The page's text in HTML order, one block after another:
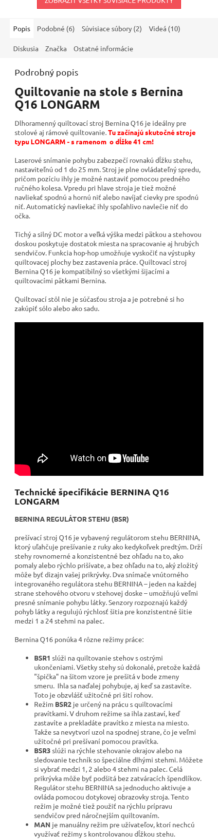
Popis Podobné (6) Súvisiace súbory (2) Videá (10)
Diskusia Značka Ostatné informácie
Podrobný popis
Quiltovanie na stole s Bernina
Q16 LONGARM
Dlhoramenný quiltovací stroj Bernina Q16 je ideálny pre
stolové aj rámové quiltovanie.Tu začínajú skutočné stroje
typu LONGARM - s ramenom o dĺžke 41 cm!
Laserové snímanie pohybu zabezpečí rovnakú dĺžku stehu,
nastaviteľnú od 1 do 25 mm. Stroj je plne ovládateľný spredu,
pričom pozíciu ihly je možné nastaviť pomocou predného
ručného kolesa. Vpredu pri hlave stroja je tiež možné
navliekať spodnú a hornú niť alebo navíjať cievky pre spodnú
niť. Automatický navliekač ihly spoľahlivo navlečie niť do
očka.
Tichý a silný DC motor a veľká výška medzi pätkou a stehovou
doskou poskytuje dostatok miesta na spracovanie aj hrubých
sendvičov. Funkcia hop-hop umožňuje vyskočiť na výstupky
quiltovacej plochy bez zastavenia práce. Quiltovací stroj
Bernina Q16 je kompatibilný so všetkými šijacími a
quiltovacími pätkami Bernina.
Quiltovací stôl nie je súčasťou strojaa je potrebné si ho
zakúpiť sólo alebo ako sadu.
Technické špecifikácie BERNINA Q16
LONGARM
BERNINA REGULÁTOR STEHU (BSR)
prešívací stroj Q16 je vybavený regulátorom stehu BERNINA,
ktorý uľahčuje prešívanie z ruky ako kedykoľvek predtým. Drží
stehy rovnomerné a konzistentné bez ohľadu na to, ako
pomaly alebo rýchlo prišívate, a bez ohľadu na to, aký zložitý
môže byť dizajn vašej prikrývky. Dva snímače vnútorného
integrovaného regulátora stehu BERNINA – jeden na každej
strane stehového otvoru v stehovej doske – umožňujú veľmi
presné snímanie pohybu látky. Senzory rozpoznajú každý
pohyb látky a regulujú rýchlosť šitia pre konzistentné šitie
medzi 1 a 24 stehmi na palec.
Bernina Q16 ponúka 4 rôzne režimy práce:
BSR1 slúži na quiltovanie stehov s ostrými
ukončeniami. Všetky stehy sú dokonalé, pretože každá
"špička" na šitom vzore je prešitá v bode zmeny
smeru. Ihla sa naďalej pohybuje, aj keď sa zastavíte.
Toto je obzvlášť užitočné pri šití rohov.
Režim BSR2 je určený na prácu s quiltovacími
pravítkami. V druhom režime sa ihla zastaví, keď
zastavíte a prekladáte pravítko z miesta na miesto.
Takže sa nevytvorí uzol na spodnej strane, čo je veľmi
užitočné pri prešívaní pomocou pravítka.
BSR3 slúži na rýchle stehovanie okrajov alebo na
sledovanie techník so špeciálne dlhými stehmi. Môžete
si vybrať medzi 1, 2 alebo 4 stehmi na palec. Celá
prikrývka môže byť podšitá bez zatváracích špendlíkov.
Regulátor stehu BERNINA sa jednoducho aktivuje a
ovláda pomocou dotykovej obrazovky stroja. Tento
režim je možné tiež použiť na rýchlu prípravu
sendvičov pred náročnejším quiltovaním.
MAN je manuálny režim pre užívateľov, ktorí nechcú
využívať režimy s kontrolovanou dĺžkou stehu.